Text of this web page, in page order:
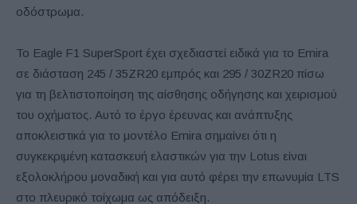
οδόστρωμα.
Το Eagle F1 SuperSport έχει σχεδιαστεί ειδικά για το Emira
σε διάσταση 245 / 35ZR20 εμπρός και 295 / 30ZR20 πίσω
για τη βελτιστοποίηση της αίσθησης οδήγησης και χειρισμού
του οχήματος. Αυτό το έργο έρευνας και ανάπτυξης
αποκλειστικά για το μοντέλο Emira σημαίνει ότι η
συγκεκριμένη κατασκευή ελαστικών για την Lotus είναι
εξολοκλήρου μοναδική και για αυτό φέρει την επωνυμία LTS
στο πλευρικό τοίχωμα ως απόδειξη.